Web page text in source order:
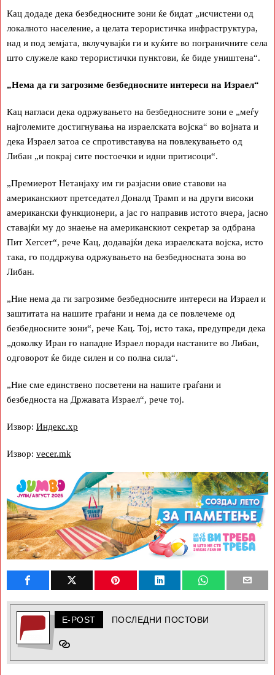
Кац додаде дека безбедносните зони ќе бидат „исчистени од
локалното население, а целата терористичка инфраструктура,
над и под земјата, вклучувајќи ги и куќите во пограничните села
што служеле како терористички пунктови, ќе биде уништена“.
„Нема да ги загрозиме безбедносните интереси на Израел“
Кац нагласи дека одржувањето на безбедносните зони е „меѓу
најголемите достигнувања на израелската војска“ во војната и
дека Израел затоа се спротивставува на повлекувањето од
Либан „и покрај сите постоечки и идни притисоци“.
„Премиерот Нетанјаху им ги разјасни овие ставови на
американскиот претседател Доналд Трамп и на други високи
американски функционери, а јас го направив истото вчера, јасно
ставајќи му до знаење на американскиот секретар за одбрана
Пит Хегсет“, рече Кац, додавајќи дека израелската војска, исто
така, го поддржува одржувањето на безбедносната зона во
Либан.
„Ние нема да ги загрозиме безбедносните интереси на Израел и
заштитата на нашите граѓани и нема да се повлечеме од
безбедносните зони“, рече Кац. Тој, исто така, предупреди дека
„доколку Иран го нападне Израел поради настаните во Либан,
одговорот ќе биде силен и со полна сила“.
„Ние сме единствено посветени на нашите граѓани и
безбедноста на Државата Израел“, рече тој.
Извор: Индекс.хр
Извор: vecer.mk
E-POST ПОСЛЕДНИ ПОСТОВИ